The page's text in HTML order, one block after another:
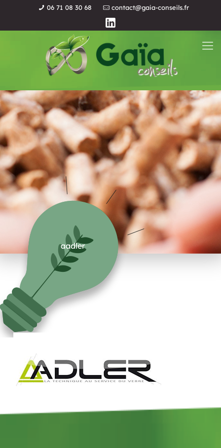
06 71 08 30 68 contact@gaia-conseils.fr
aadler